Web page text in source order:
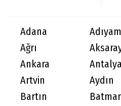
Adana
Ağrı
Ankara
Antalya
Artvin
Aydın
Bartın